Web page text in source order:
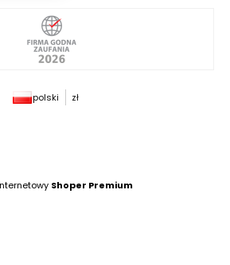
polski zł
Shoper Premium
koszyku: 0. Zobacz szczegóły